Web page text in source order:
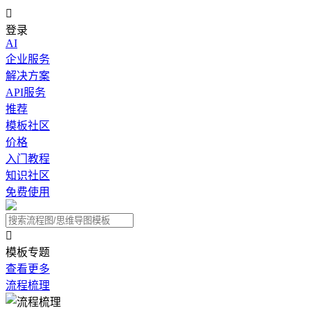

登录
AI
企业服务
解决方案
API服务
推荐
模板社区
价格
入门教程
知识社区
免费使用

模板专题
查看更多
流程梳理